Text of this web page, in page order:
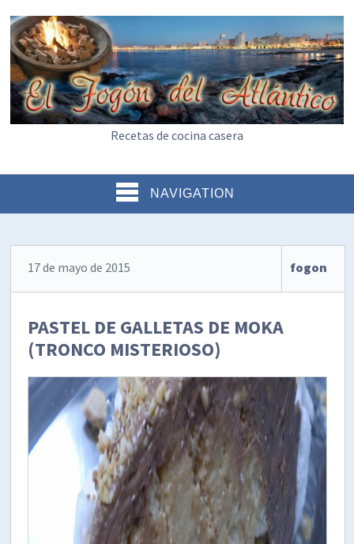
Recetas de cocina casera
NAVIGATION
17 de mayo de 2015 fogon
PASTEL DE GALLETAS DE MOKA
(TRONCO MISTERIOSO)